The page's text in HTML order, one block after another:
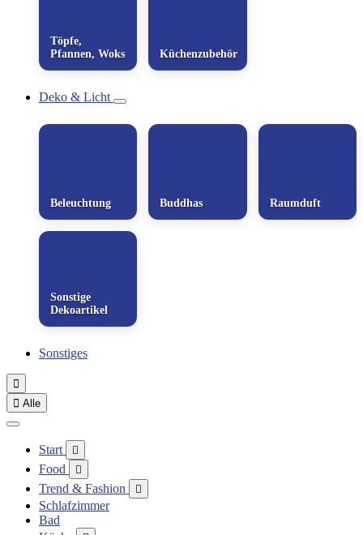
Töpfe,
Pfannen, Woks
Küchenzubehör
Deko & Licht
Beleuchtung Buddhas Raumduft
Sonstige
Dekoartikel
Sonstiges

 Alle
Start 
Food 
Trend & Fashion 
Schlafzimmer
Bad